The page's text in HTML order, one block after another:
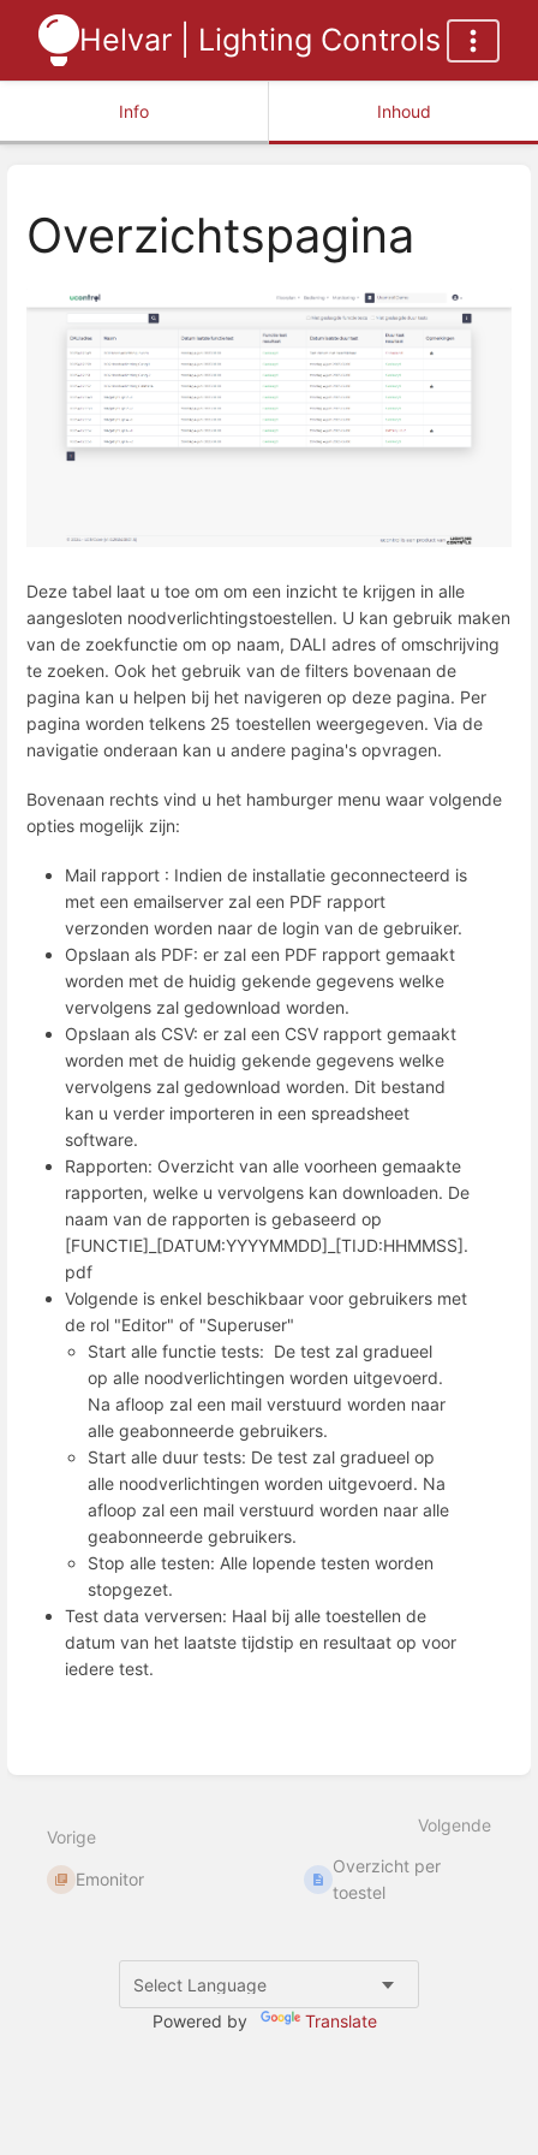
Helvar | Lighting Controls
Info Inhoud
Overzichtspagina
Deze tabel laat u toe om om een inzicht te krijgen in alle
aangesloten noodverlichtingstoestellen. U kan gebruik maken
van de zoekfunctie om op naam, DALI adres of omschrijving
te zoeken. Ook het gebruik van de filters bovenaan de
pagina kan u helpen bij het navigeren op deze pagina. Per
pagina worden telkens 25 toestellen weergegeven. Via de
navigatie onderaan kan u andere pagina's opvragen.
Bovenaan rechts vind u het hamburger menu waar volgende
opties mogelijk zijn:
Mail rapport : Indien de installatie geconnecteerd is
met een emailserver zal een PDF rapport
verzonden worden naar de login van de gebruiker.
Opslaan als PDF: er zal een PDF rapport gemaakt
worden met de huidig gekende gegevens welke
vervolgens zal gedownload worden.
Opslaan als CSV: er zal een CSV rapport gemaakt
worden met de huidig gekende gegevens welke
vervolgens zal gedownload worden. Dit bestand
kan u verder importeren in een spreadsheet
software.
Rapporten: Overzicht van alle voorheen gemaakte
rapporten, welke u vervolgens kan downloaden. De
naam van de rapporten is gebaseerd op
[FUNCTIE]_[DATUM:YYYYMMDD]_[TIJD:HHMMSS].
pdf
Volgende is enkel beschikbaar voor gebruikers met
de rol "Editor" of "Superuser"
Start alle functie tests: De test zal gradueel
op alle noodverlichtingen worden uitgevoerd.
Na afloop zal een mail verstuurd worden naar
alle geabonneerde gebruikers.
Start alle duur tests: De test zal gradueel op
alle noodverlichtingen worden uitgevoerd. Na
afloop zal een mail verstuurd worden naar alle
geabonneerde gebruikers.
Stop alle testen: Alle lopende testen worden
stopgezet.
Test data verversen: Haal bij alle toestellen de
datum van het laatste tijdstip en resultaat op voor
iedere test.
onderdeel
Vorige
Emonitor
Volgende
Overzicht per
toestel
Powered by Translate